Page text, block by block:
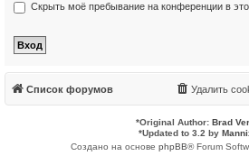
Скрыть моё пребывание на конференции в
Список форумов Удалить
*Original Author: Brad
*Updated to 3.2 by
Создано на основе phpBB® Forum